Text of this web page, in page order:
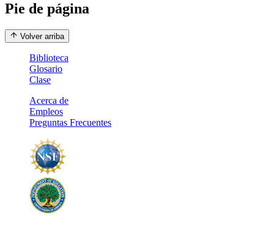
Pie de página
Volver arriba
Biblioteca
Glosario
Clase
Acerca de
Empleos
Preguntas Frecuentes